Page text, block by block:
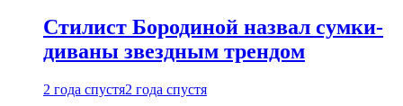
Стилист Бородиной назвал сумки-
диваны звездным трендом
2 года спустя2 года спустя